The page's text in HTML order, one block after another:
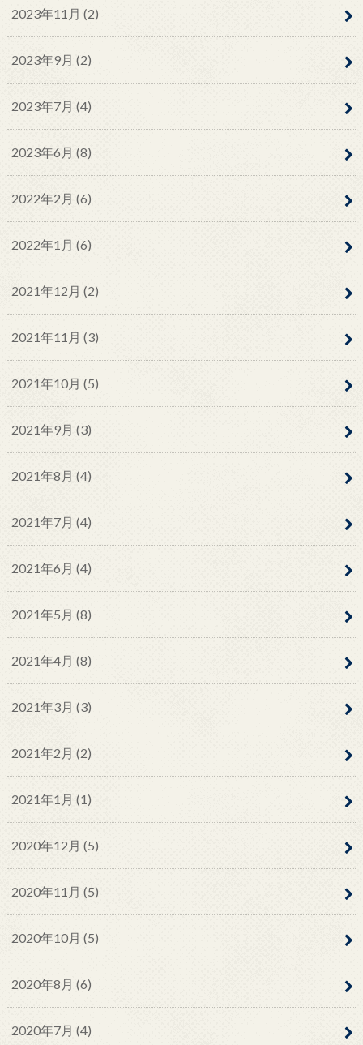
2023年11月 (2)
2023年9月 (2)
2023年7月 (4)
2023年6月 (8)
2022年2月 (6)
2022年1月 (6)
2021年12月 (2)
2021年11月 (3)
2021年10月 (5)
2021年9月 (3)
2021年8月 (4)
2021年7月 (4)
2021年6月 (4)
2021年5月 (8)
2021年4月 (8)
2021年3月 (3)
2021年2月 (2)
2021年1月 (1)
2020年12月 (5)
2020年11月 (5)
2020年10月 (5)
2020年8月 (6)
2020年7月 (4)